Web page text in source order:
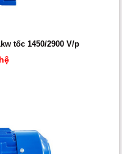
tốc 1450/2900 V/p